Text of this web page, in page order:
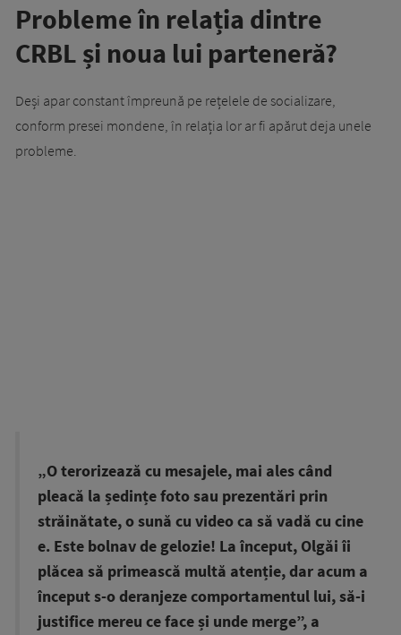
Probleme în relația dintre
CRBL și noua lui parteneră?
Deși apar constant împreună pe rețelele de socializare,
conform presei mondene, în relația lor ar fi apărut deja unele
probleme.
„O terorizează cu mesajele, mai ales când
pleacă la ședințe foto sau prezentări prin
străinătate, o sună cu video ca să vadă cu cine
e. Este bolnav de gelozie! La început, Olgăi îi
plăcea să primească multă atenție, dar acum a
început s-o deranjeze comportamentul lui, să-i
justifice mereu ce face și unde merge”, a